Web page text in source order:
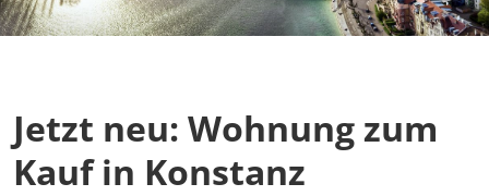
Jetzt neu: Wohnung zum
Kauf in Konstanz